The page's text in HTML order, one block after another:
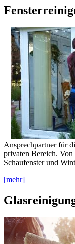
Ansprechpartner für
privaten Bereich. Von
Schaufenster und
[mehr]